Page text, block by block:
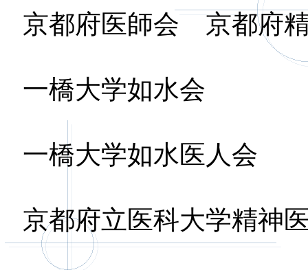
京都府医師会 京都府
一橋大学如水会
一橋大学如水
京都府立医科大学精神